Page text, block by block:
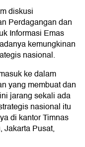
diskusi
Perdagangan dan
Informasi Emas
kemungkinan
nasional.
ke dalam
yang membuat dan
jarang sekali ada
nasional itu
di kantor Timnas
Jakarta Pusat,